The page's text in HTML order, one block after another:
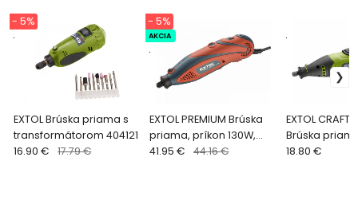
EXTOL Brúska priama s
transformátorom 404121
.
- 5%
16.90 € 17.79 €
EXTOL PREMIUM Brúska
priama, príkon 130W,
210-dielna sada
AKCIA
.
- 5%
41.95 € 44.16 €
EXTOL CRAFT
Brúska
40ks
.
18.80 €